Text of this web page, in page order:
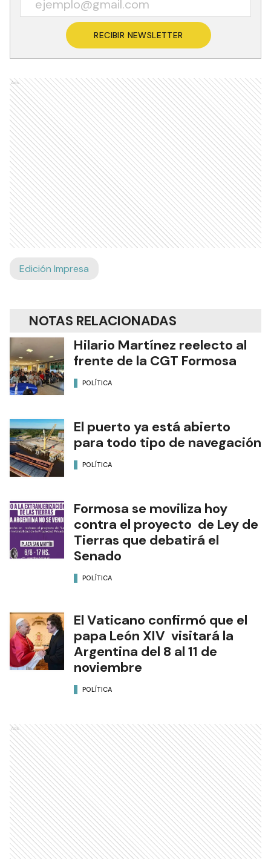
RECIBIR NEWSLETTER
Ads
Edición Impresa
NOTAS RELACIONADAS
Hilario Martínez reelecto al
frente de la CGT Formosa
POLÍTICA
El puerto ya está abierto
para todo tipo de navegación
POLÍTICA
Formosa se moviliza hoy
contra el proyecto de Ley de
Tierras que debatirá el
Senado
POLÍTICA
El Vaticano confirmó que el
papa León XIV visitará la
Argentina del 8 al 11 de
noviembre
POLÍTICA
Ads